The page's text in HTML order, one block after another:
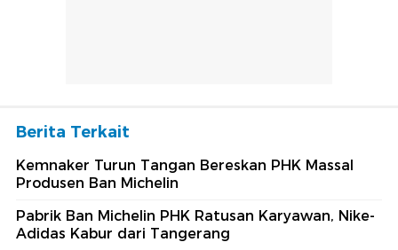
Berita Terkait
Kemnaker Turun Tangan Bereskan PHK Massal
Produsen Ban Michelin
Pabrik Ban Michelin PHK Ratusan Karyawan, Nike-
Adidas Kabur dari Tangerang